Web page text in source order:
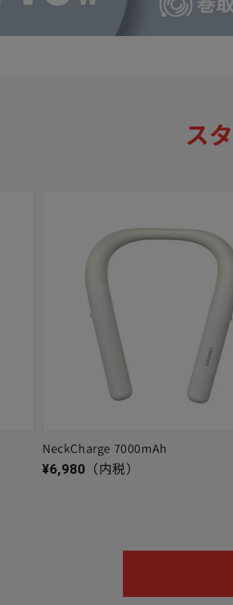
ス
NeckCharge 7000mAh
通常価格
¥6,980 （内税）